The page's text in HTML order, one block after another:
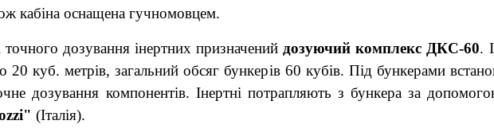
кабіна оснащена гучномовцем.
точного дозування інертних призначений дозуючий комплекс ДКС-60.
20 куб. метрів, загальний обсяг бункерів 60 кубів. Під бункерами
дозування компонентів. Інертні потрапляють з бункера за
(Італія).